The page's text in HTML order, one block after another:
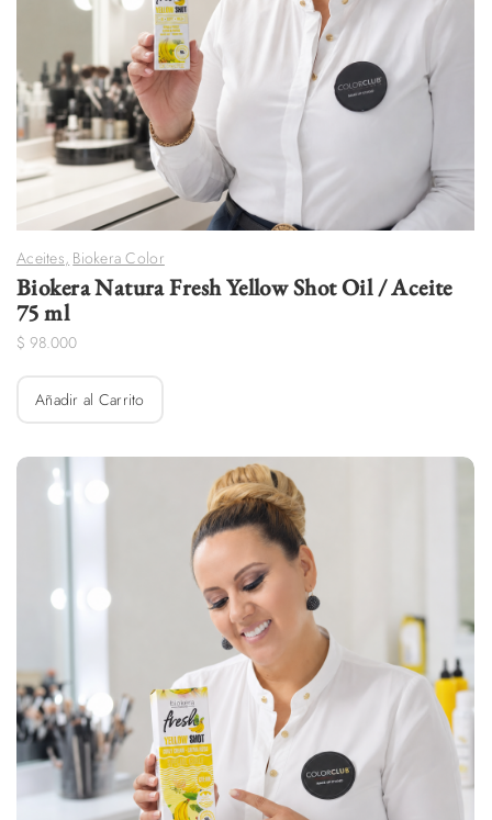
Aceites,Biokera Color
Biokera Natura Fresh Yellow Shot Oil / Aceite
75 ml
$98.000